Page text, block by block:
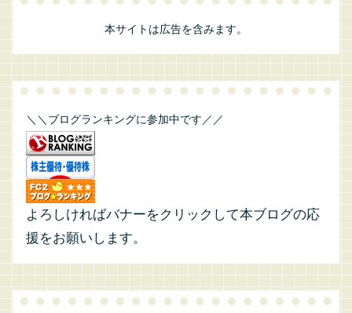
本サイトは広告を含みます。
＼＼ブログランキングに参加中です／／
よろしければバナーをクリックして本ブログの応
援をお願いします。